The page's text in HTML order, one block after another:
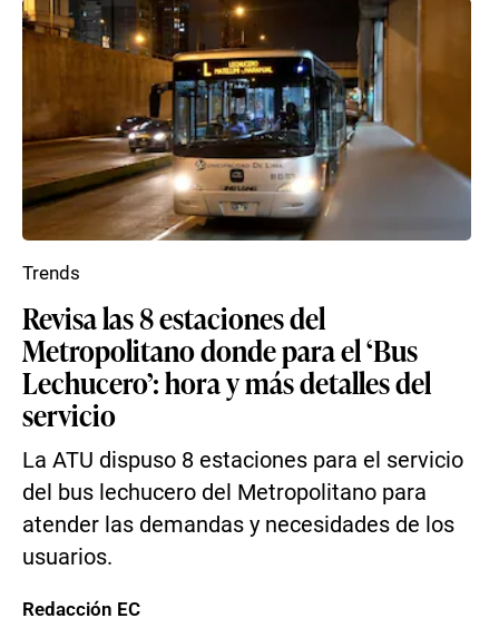
Revisa las 8 estaciones del
Metropolitano donde para el ‘Bus
Lechucero’: hora y más detalles del
servicio
La ATU dispuso 8 estaciones para el servicio
del bus lechucero del Metropolitano para
atender las demandas y necesidades de los
usuarios.
Trends
Redacción EC